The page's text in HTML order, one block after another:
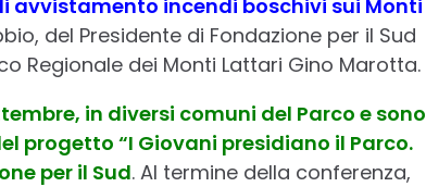
avvistamento incendi boschivi sui Monti
del Presidente di Fondazione per il Sud
Regionale dei Monti Lattari Gino Marotta.
in diversi comuni del Parco e sono
progetto “I Giovani presidiano il Parco.
per il Sud. Al termine della conferenza,